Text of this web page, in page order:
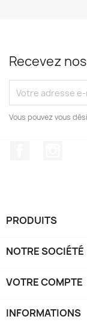
Recevez
Vous pouvez vous
PRODUITS
NOTRE SOCIÉTÉ
VOTRE COMPTE
INFORMATIONS